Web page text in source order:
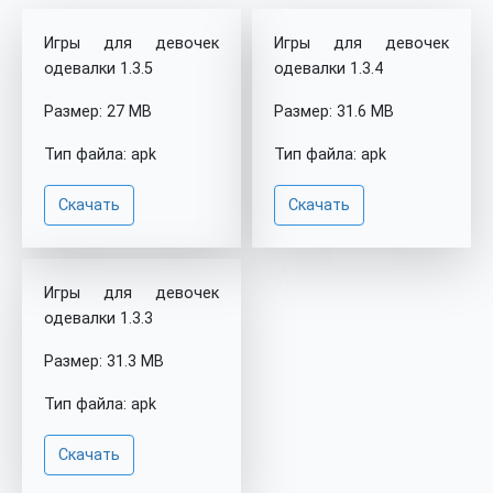
Игры для девочек
одевалки 1.3.5
Размер: 27 MB
Тип файла: apk
Скачать
Игры для девочек
одевалки 1.3.4
Размер: 31.6 MB
Тип файла: apk
Скачать
Игры для девочек
одевалки 1.3.3
Размер: 31.3 MB
Тип файла: apk
Скачать